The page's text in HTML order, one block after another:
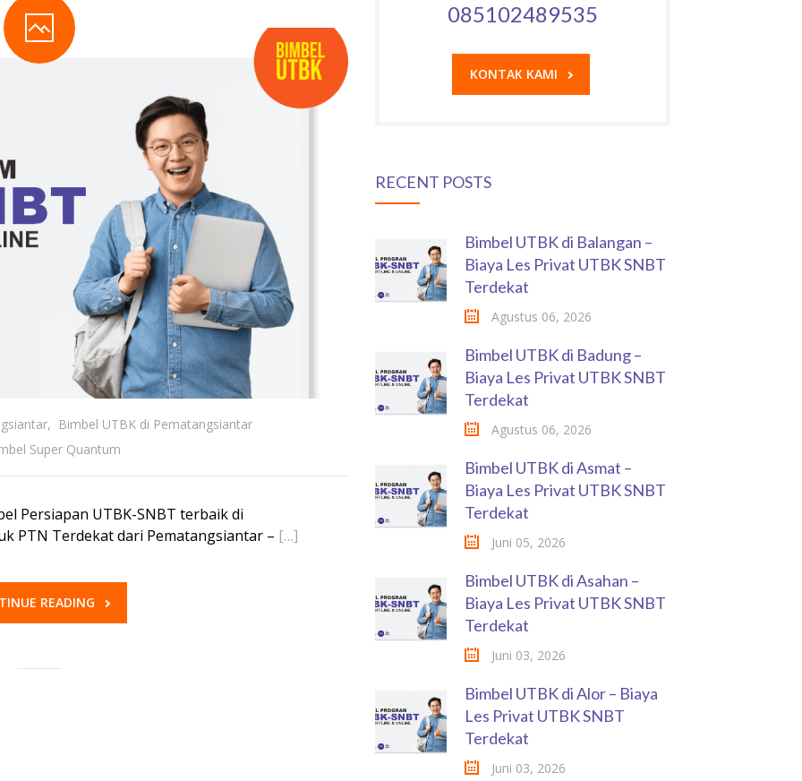
, Bimbel UTBK di Pematangsiantar
Super Quantum
Persiapan UTBK-SNBT terbaik di
PTN Terdekat dari Pematangsiantar – […]
READING
085102489535
KONTAK KAMI
RECENT POSTS
Bimbel UTBK di Balangan –
Biaya Les Privat UTBK SNBT
Terdekat
Agustus 06, 2026
Bimbel UTBK di Badung –
Biaya Les Privat UTBK SNBT
Terdekat
Agustus 06, 2026
Bimbel UTBK di Asmat –
Biaya Les Privat UTBK SNBT
Terdekat
Juni 05, 2026
Bimbel UTBK di Asahan –
Biaya Les Privat UTBK SNBT
Terdekat
Juni 03, 2026
Bimbel UTBK di Alor – Biaya
Les Privat UTBK SNBT
Terdekat
Juni 03, 2026